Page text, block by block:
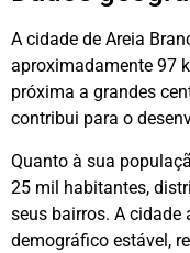
A cidade de Areia
aproximadamente 97
próxima a grandes
contribui para o
Quanto à sua
25 mil habitantes,
seus bairros. A cidade
demográfico estável,